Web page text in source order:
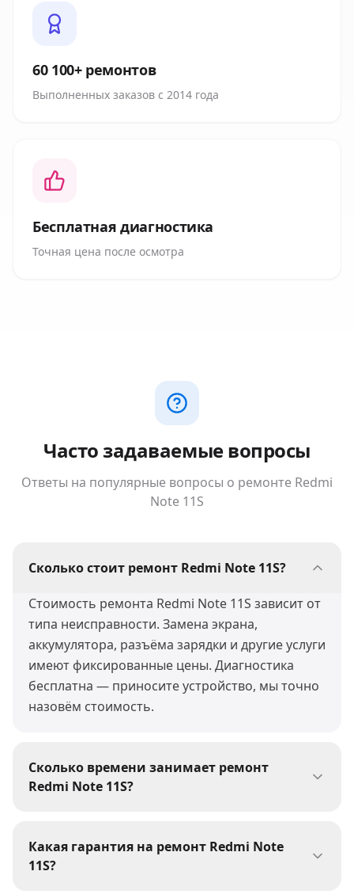
60 100+ ремонтов
Выполненных заказов с 2014 года
Бесплатная диагностика
Точная цена после осмотра
Часто задаваемые вопросы
Ответы на популярные вопросы о ремонте Redmi
Note 11S
Сколько стоит ремонт Redmi Note 11S?
Стоимость ремонта Redmi Note 11S зависит от
типа неисправности. Замена экрана,
аккумулятора, разъёма зарядки и другие услуги
имеют фиксированные цены. Диагностика
бесплатна — приносите устройство, мы точно
назовём стоимость.
Сколько времени занимает ремонт
Redmi Note 11S?
выполняем за 30-60 минут. Сложные работы
(пайка, восстановление после воды) могут
Какая гарантия на ремонт Redmi Note
11S?